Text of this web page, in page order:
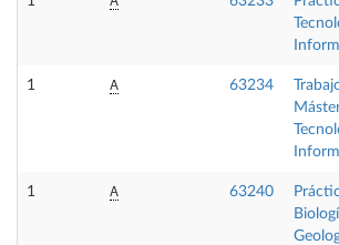
1 A 63234
1 A 63240